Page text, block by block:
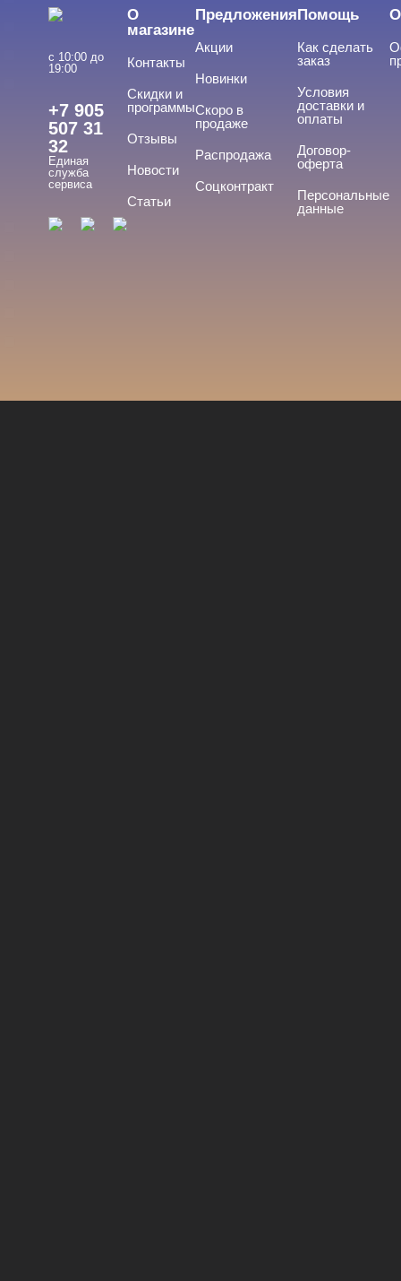
Акригель
Уф-Гель
Показать все
ТИПЫ ГЕЛЕЙ Cвернуть
3д
с 10:00 до
19:00
+7 905
507 31
32
Единая
служба
сервиса
О
магазине
Контакты
Скидки и
программы
Отзывы
Новости
Статьи
Предложения
Акции
Новинки
Скоро в
продаже
Распродажа
Соцконтракт
Помощь
Как сделать
заказ
Условия
доставки и
оплаты
Договор-
оферта
Персональные
данные